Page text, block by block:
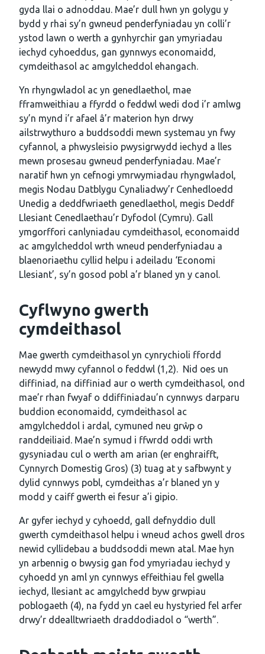
gyda llai o adnoddau. Mae’r dull hwn yn golygu y
bydd y rhai sy’n gwneud penderfyniadau yn colli’r
ystod lawn o werth a gynhyrchir gan ymyriadau
iechyd cyhoeddus, gan gynnwys economaidd,
cymdeithasol ac amgylcheddol ehangach.
Yn rhyngwladol ac yn genedlaethol, mae
fframweithiau a ffyrdd o feddwl wedi dod i’r amlwg
sy’n mynd i’r afael â’r materion hyn drwy
ailstrwythuro a buddsoddi mewn systemau yn fwy
cyfannol, a phwysleisio pwysigrwydd iechyd a lles
mewn prosesau gwneud penderfyniadau. Mae’r
naratif hwn yn cefnogi ymrwymiadau rhyngwladol,
megis Nodau Datblygu Cynaliadwy’r Cenhedloedd
Unedig a deddfwriaeth genedlaethol, megis Deddf
Llesiant Cenedlaethau’r Dyfodol (Cymru). Gall
ymgorffori canlyniadau cymdeithasol, economaidd
ac amgylcheddol wrth wneud penderfyniadau a
blaenoriaethu cyllid helpu i adeiladu ‘Economi
Llesiant’, sy’n gosod pobl a’r blaned yn y canol.
Cyflwyno gwerth
cymdeithasol
Mae gwerth cymdeithasol yn cynrychioli ffordd
newydd mwy cyfannol o feddwl (1,2). Nid oes un
diffiniad, na diffiniad aur o werth cymdeithasol, ond
mae’r rhan fwyaf o ddiffiniadau’n cynnwys darparu
buddion economaidd, cymdeithasol ac
amgylcheddol i ardal, cymuned neu grŵp o
randdeiliaid. Mae’n symud i ffwrdd oddi wrth
gysyniadau cul o werth am arian (er enghraifft,
Cynnyrch Domestig Gros) (3) tuag at y safbwynt y
dylid cynnwys pobl, cymdeithas a’r blaned yn y
modd y caiff gwerth ei fesur a’i gipio.
Ar gyfer iechyd y cyhoedd, gall defnyddio dull
gwerth cymdeithasol helpu i wneud achos gwell dros
newid cyllidebau a buddsoddi mewn atal. Mae hyn
yn arbennig o bwysig gan fod ymyriadau iechyd y
cyhoedd yn aml yn cynnwys effeithiau fel gwella
iechyd, llesiant ac amgylchedd byw grwpiau
poblogaeth (4), na fydd yn cael eu hystyried fel arfer
drwy’r ddealltwriaeth draddodiadol o “werth”.